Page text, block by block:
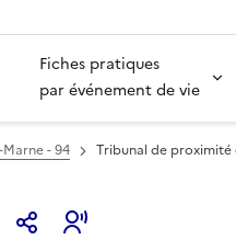
Fiches pratiques
par événement de vie
- 94 Tribunal de